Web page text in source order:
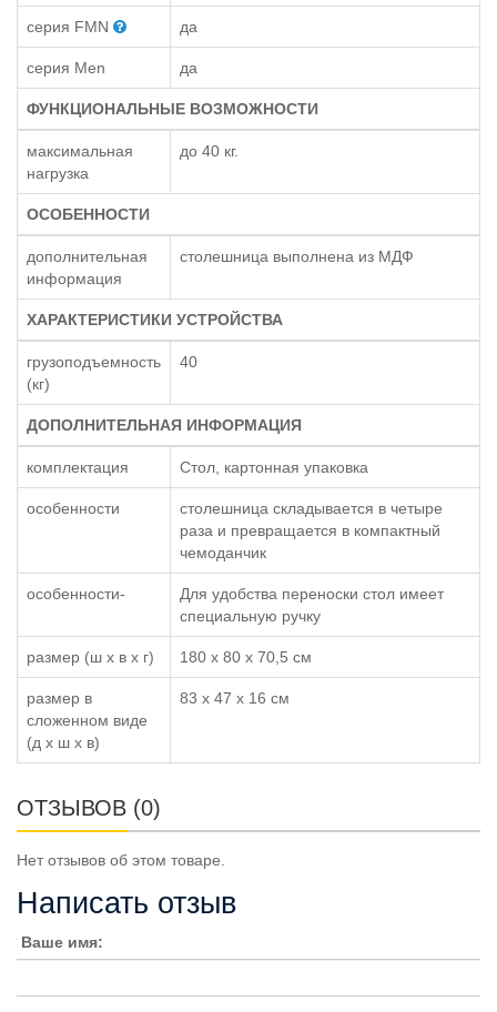
серия FMN да
серия Men да
ФУНКЦИОНАЛЬНЫЕ ВОЗМОЖНОСТИ
максимальная
нагрузка
до 40 кг.
ОСОБЕННОСТИ
дополнительная
информация
столешница выполнена из МДФ
ХАРАКТЕРИСТИКИ УСТРОЙСТВА
грузоподъемность
(кг)
40
ДОПОЛНИТЕЛЬНАЯ ИНФОРМАЦИЯ
комплектация Стол, картонная упаковка
особенности
столешница складывается в четыре
раза и превращается в компактный
чемоданчик
особенности-
Для удобства переноски стол имеет
специальную ручку
размер (ш x в x г) 180 х 80 х 70,5 см
размер в
сложенном виде
(д x ш x в)
83 x 47 x 16 см
ОТЗЫВОВ (0)
Нет отзывов об этом товаре.
Написать отзыв
Ваше имя: